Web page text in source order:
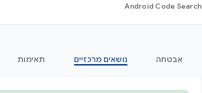
Android Code Search
אבטחה נושאים מרכזיים תאימות